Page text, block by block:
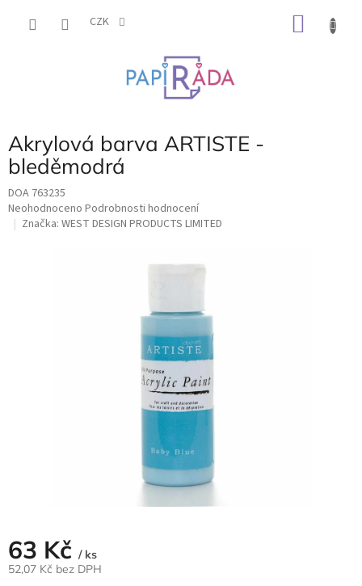
CZK
Akrylová barva ARTISTE -
bleděmodrá
DOA 763235
Průměrné
hodnocení
Neohodnoceno Podrobnosti hodnocení
Značka: WEST DESIGN PRODUCTS LIMITED
63 Kč / ks
52,07 Kč bez DPH